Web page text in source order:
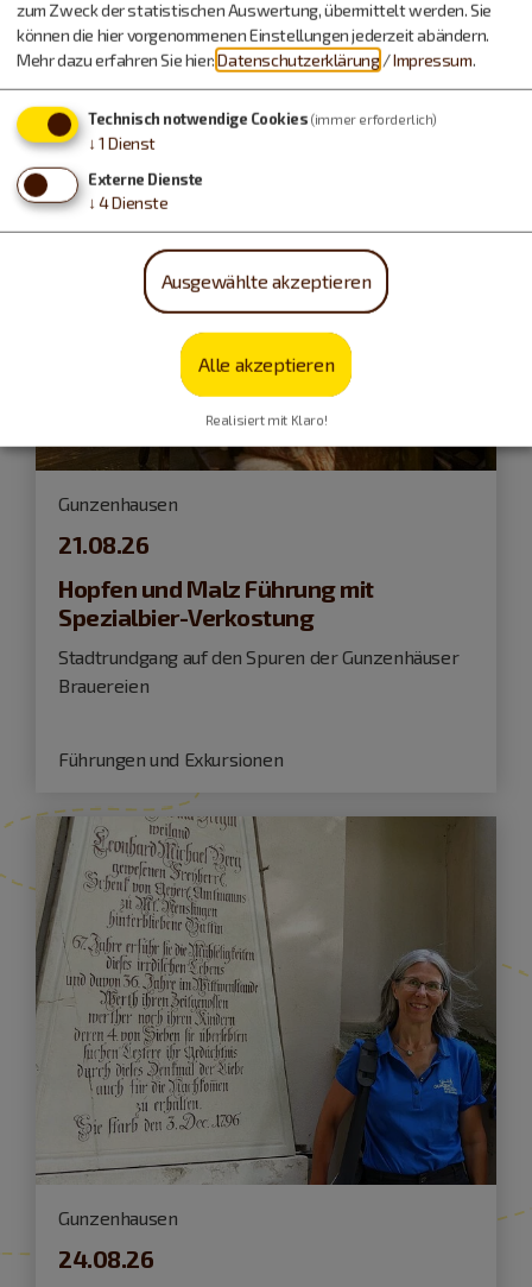
Führungen und Exkursionen
Gunzenhausen
21.08.26
Hopfen und Malz Führung mit
Spezialbier-Verkostung
Stadtrundgang auf den Spuren der Gunzenhäuser
Brauereien
Führungen und Exkursionen
Gunzenhausen
24.08.26
zum Zweck der statistischen Auswertung, übermittelt werden. Sie
können die hier vorgenommenen Einstellungen jederzeit abändern.
Mehr dazu erfahren Sie hier:Datenschutzerklärung /Impressum.
Technisch notwendige Cookies (immer erforderlich)
↓ 1 Dienst
Externe Dienste
↓ 4Dienste
Ausgewählte akzeptieren
Alle akzeptieren
Realisiert mit Klaro!